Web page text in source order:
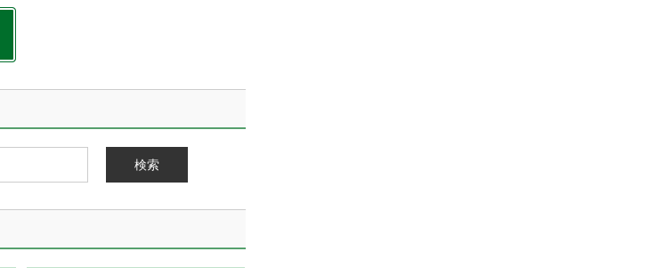
検索